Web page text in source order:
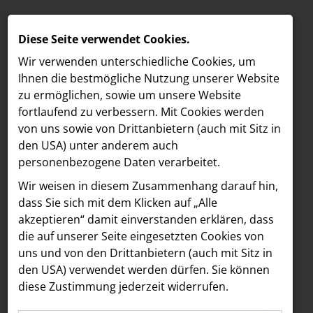
MELDUNGEN
LOEBELL NORDBERG
INNER
aehre
Astoria Artshow
B/S/H Hausgeräte
Meldungen / Freshfields / Corporate & Finance
Text Bilder
26.01.2026
Freshfields advises on
successful WFL
Diese Seite verwendet Cookies.
Wir verwenden unterschiedliche Cookies, um
Ihnen die best­mögliche Nutzung unserer Website
zu ermöglichen, sowie um unsere Website
fortlaufend zu verbessern. Mit Cookies werden
von uns sowie von Drittanbietern (auch mit Sitz in
den USA) unter anderem auch
personenbezogene Daten verarbeitet.
Wir weisen in diesem Zusammenhang darauf hin,
dass Sie sich mit dem Klicken auf „Alle
akzeptieren“ damit ein­ver­standen erklären, dass
die auf unserer Seite eingesetzten Cookies von
uns und von den Drittanbietern (auch mit Sitz in
den USA) verwendet werden dürfen. Sie können
diese Zustimmung jederzeit widerrufen.